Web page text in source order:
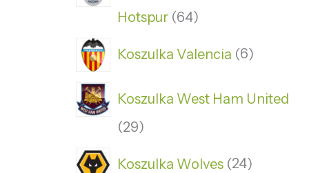
Hotspur 64
Koszulka Valencia 6
Koszulka West Ham United
29
Koszulka Wolves 24